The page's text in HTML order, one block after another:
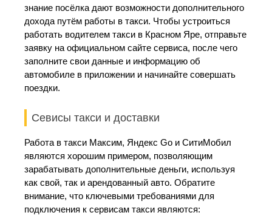
знание посёлка дают возможности дополнительного
дохода путём работы в такси. Чтобы устроиться
работать водителем такси в Красном Яре, отправьте
заявку на официальном сайте сервиса, после чего
заполните свои данные и информацию об
автомобиле в приложении и начинайте совершать
поездки.
Севисы такси и доставки
Работа в такси Максим, Яндекс Go и СитиМобил
являются хорошим примером, позволяющим
зарабатывать дополнительные деньги, используя
как свой, так и арендованный авто. Обратите
внимание, что ключевыми требованиями для
подключения к сервисам такси являются: